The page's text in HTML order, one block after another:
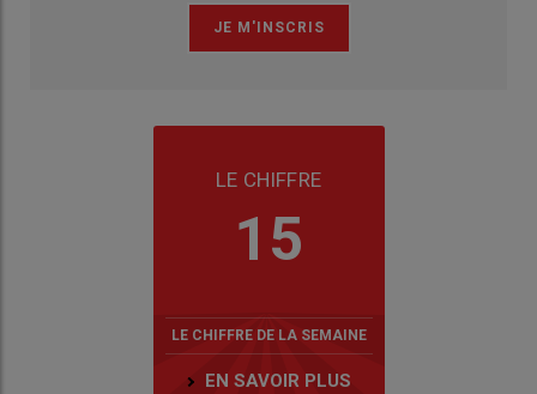
LE CHIFFRE
15
LE CHIFFRE DE LA SEMAINE
EN SAVOIR PLUS